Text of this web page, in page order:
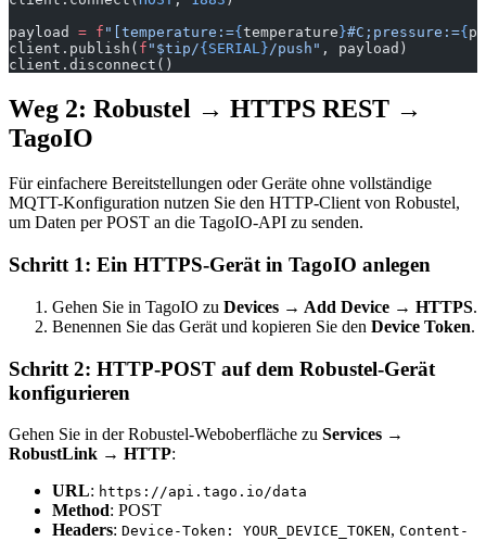
payload = f "[temperature:={temperature}#C;pressure:={
client.publish( f "$tip/{SERIAL} /push" , payload)
client.disconnect()
Weg 2: Robustel → HTTPS REST →
TagoIO
Für einfachere Bereitstellungen oder Geräte ohne vollständige
MQTT-Konfiguration nutzen Sie den HTTP-Client von Robustel,
um Daten per POST an die TagoIO-API zu senden.
Schritt 1: Ein HTTPS-Gerät in TagoIO anlegen
Gehen Sie in TagoIO zu Devices → Add Device → HTTPS.
Benennen Sie das Gerät und kopieren Sie den Device Token.
Schritt 2: HTTP-POST auf dem Robustel-Gerät
konfigurieren
Gehen Sie in der Robustel-Weboberfläche zu Services →
RobustLink → HTTP:
URL: https://api.tago.io/data
Method: POST
Headers: Device-Token: YOUR_DEVICE_TOKEN, Content-